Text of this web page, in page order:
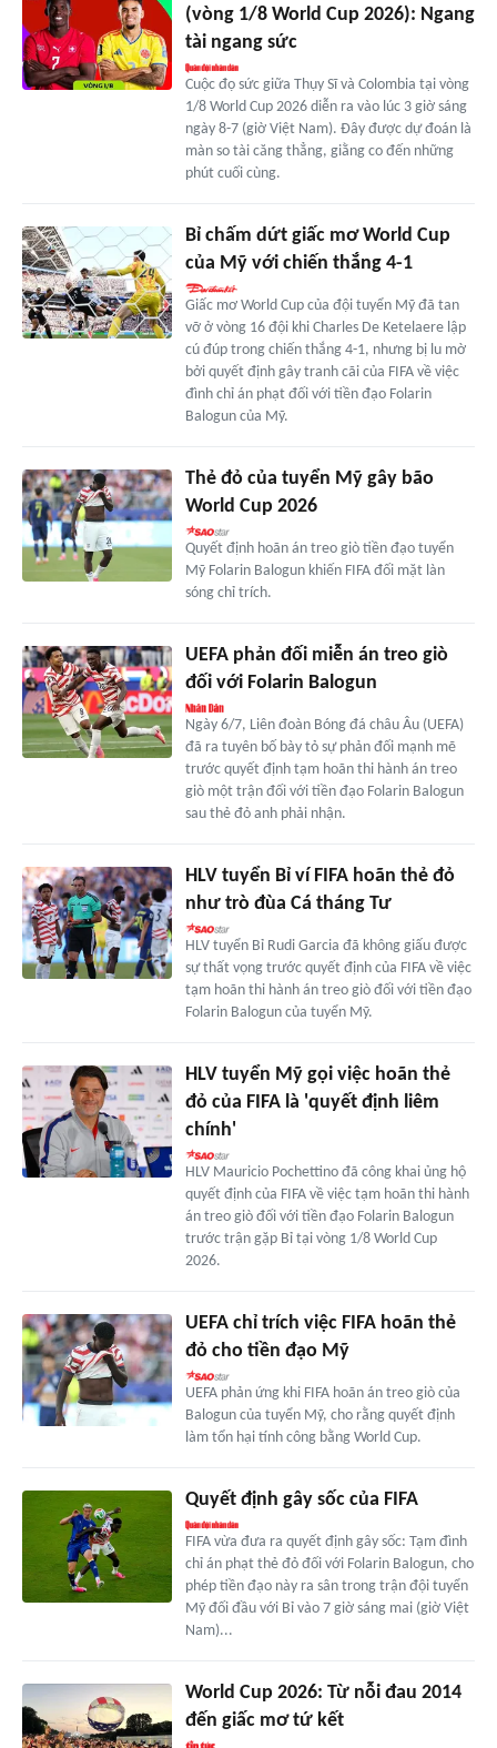
(vòng 1/8 World Cup 2026): Ngang
tài ngang sức
Cuộc đọ sức giữa Thụy Sĩ và Colombia tại vòng
1/8 World Cup 2026 diễn ra vào lúc 3 giờ sáng
ngày 8-7 (giờ Việt Nam). Đây được dự đoán là
màn so tài căng thẳng, giằng co đến những
phút cuối cùng.
Bỉ chấm dứt giấc mơ World Cup
của Mỹ với chiến thắng 4-1
Giấc mơ World Cup của đội tuyển Mỹ đã tan
vỡ ở vòng 16 đội khi Charles De Ketelaere lập
cú đúp trong chiến thắng 4-1, nhưng bị lu mờ
bởi quyết định gây tranh cãi của FIFA về việc
đình chỉ án phạt đối với tiền đạo Folarin
Balogun của Mỹ.
Thẻ đỏ của tuyển Mỹ gây bão
World Cup 2026
Quyết định hoãn án treo giò tiền đạo tuyển
Mỹ Folarin Balogun khiến FIFA đối mặt làn
sóng chỉ trích.
UEFA phản đối miễn án treo giò
đối với Folarin Balogun
Ngày 6/7, Liên đoàn Bóng đá châu Âu (UEFA)
đã ra tuyên bố bày tỏ sự phản đối mạnh mẽ
trước quyết định tạm hoãn thi hành án treo
giò một trận đối với tiền đạo Folarin Balogun
sau thẻ đỏ anh phải nhận.
HLV tuyển Bỉ ví FIFA hoãn thẻ đỏ
như trò đùa Cá tháng Tư
HLV tuyển Bỉ Rudi Garcia đã không giấu được
sự thất vọng trước quyết định của FIFA về việc
tạm hoãn thi hành án treo giò đối với tiền đạo
Folarin Balogun của tuyển Mỹ.
HLV tuyển Mỹ gọi việc hoãn thẻ
đỏ của FIFA là 'quyết định liêm
chính'
HLV Mauricio Pochettino đã công khai ủng hộ
quyết định của FIFA về việc tạm hoãn thi hành
án treo giò đối với tiền đạo Folarin Balogun
trước trận gặp Bỉ tại vòng 1/8 World Cup
2026.
UEFA chỉ trích việc FIFA hoãn thẻ
đỏ cho tiền đạo Mỹ
UEFA phản ứng khi FIFA hoãn án treo giò của
Balogun của tuyển Mỹ, cho rằng quyết định
làm tổn hại tính công bằng World Cup.
Quyết định gây sốc của FIFA
FIFA vừa đưa ra quyết định gây sốc: Tạm đình
chỉ án phạt thẻ đỏ đối với Folarin Balogun, cho
phép tiền đạo này ra sân trong trận đội tuyển
Mỹ đối đầu với Bỉ vào 7 giờ sáng mai (giờ Việt
Nam)...
World Cup 2026: Từ nỗi đau 2014
đến giấc mơ tứ kết